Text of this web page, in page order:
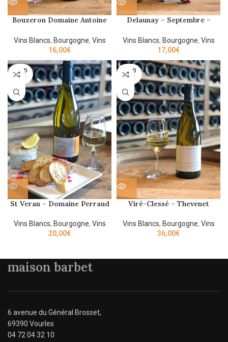
Bouzeron Domaine Antoine
Vins Blancs, Bourgogne, Vins
16,00€
Delaunay – Septembre –
Vins Blancs, Bourgogne, Vins
17,00€
SOLD
OUT
St Veran – Domaine Perraud
Vins Blancs, Bourgogne, Vins
20,00€
SOLD
OUT
Viré-Clessé – Thevenet
Vins Blancs, Bourgogne, Vins
36,00€
maison barbet
6 avenue du Général Brosset,
69390 Vourles
04 72 04 32 10